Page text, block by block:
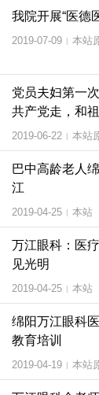
我院开展“医德
2019-07-09 | 本站
党员夫妇第一
共产党走，和
2019-06-22 | 本站
巴中高龄老人
江
2019-04-25 | 本站
万江眼科：医
见光明
2019-04-25 | 本站
绵阳万江眼科
教育培训
2019-04-19 | 本站